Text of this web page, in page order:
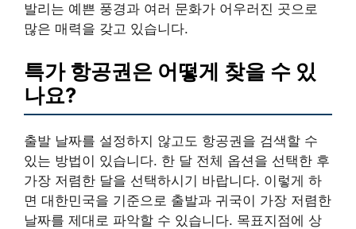
발리는 예쁜 풍경과 여러 문화가 어우러진 곳으로
많은 매력을 갖고 있습니다.
특가 항공권은 어떻게 찾을 수 있
나요?
출발 날짜를 설정하지 않고도 항공권을 검색할 수
있는 방법이 있습니다. 한 달 전체 옵션을 선택한 후
가장 저렴한 달을 선택하시기 바랍니다. 이렇게 하
면 대한민국을 기준으로 출발과 귀국이 가장 저렴한
날짜를 제대로 파악할 수 있습니다. 목표지점에 상